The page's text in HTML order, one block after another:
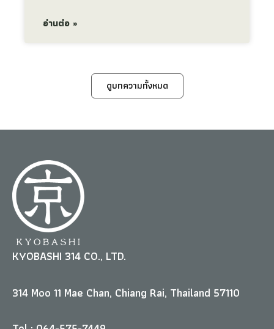
อ่านต่อ »
ดูบทความทั้งหมด
KYOBASHI 314 CO., LTD.
314 Moo 11 Mae Chan, Chiang Rai, Thailand 57110